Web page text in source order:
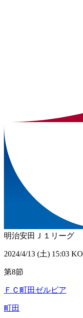
明治安田Ｊ１リーグ
2024/4/13 (土) 15:03 KO
第8節
ＦＣ町田ゼルビア
町田